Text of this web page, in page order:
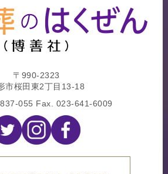
〒990-2323
市桜田東2丁目13-18
055 Fax. 023-641-6009